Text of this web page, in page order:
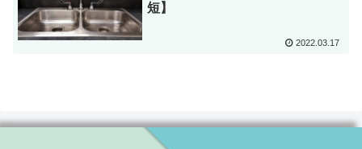
短】
2022.03.17